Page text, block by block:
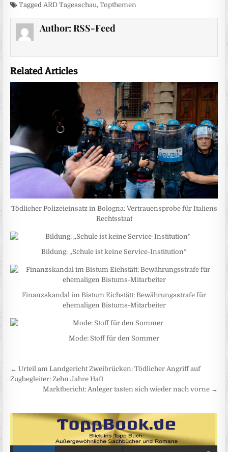
Tagged ARD Tagesschau,Topthemen
Author: RSS-Feed
Related Articles
Tödlicher Polizeieinsatz in Bologna: Vertrauensprobe für Italiens
Rechtsstaat
Bildung: „Schule ist keine Service-Institution“
Finanzskandal im Bistum Eichstätt: Bewährungsstrafe für
ehemaligen Bistums-Mitarbeiter
Mode: Stoff für den Sommer
Beitragsnavigation
← Urteil am Landgericht Zweibrücken: Tödlicher Angriff auf
Zugbegleiter: Zehn Jahre Haft
Marktbericht: Anleger tasten sich wieder nach vorne →